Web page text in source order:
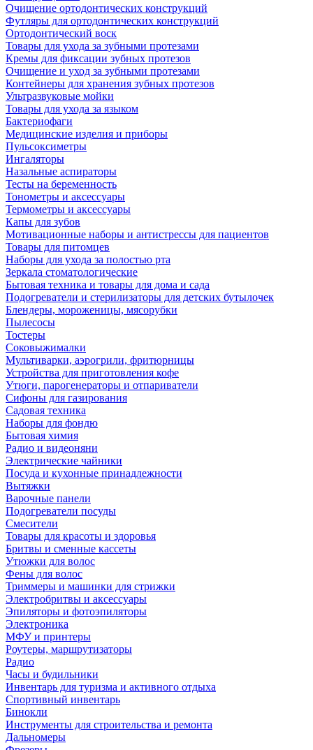
Очищение ортодонтических конструкций
Футляры для ортодонтических конструкций
Ортодонтический воск
Товары для ухода за зубными протезами
Кремы для фиксации зубных протезов
Очищение и уход за зубными протезами
Контейнеры для хранения зубных протезов
Ультразвуковые мойки
Товары для ухода за языком
Бактериофаги
Медицинские изделия и приборы
Пульсоксиметры
Ингаляторы
Назальные аспираторы
Тесты на беременность
Тонометры и аксессуары
Термометры и аксессуары
Капы для зубов
Мотивационные наборы и антистрессы для пациентов
Товары для питомцев
Наборы для ухода за полостью рта
Зеркала стоматологические
Бытовая техника и товары для дома и сада
Подогреватели и стерилизаторы для детских бутылочек
Блендеры, мороженицы, мясорубки
Пылесосы
Тостеры
Соковыжималки
Мультиварки, аэрогрили, фритюрницы
Устройства для приготовления кофе
Утюги, парогенераторы и отпариватели
Сифоны для газирования
Садовая техника
Наборы для фондю
Бытовая химия
Радио и видеоняни
Электрические чайники
Посуда и кухонные принадлежности
Вытяжки
Варочные панели
Подогреватели посуды
Смесители
Товары для красоты и здоровья
Бритвы и сменные кассеты
Утюжки для волос
Фены для волос
Триммеры и машинки для стрижки
Электробритвы и аксессуары
Эпиляторы и фотоэпиляторы
Электроника
МФУ и принтеры
Роутеры, маршрутизаторы
Радио
Часы и будильники
Инвентарь для туризма и активного отдыха
Спортивный инвентарь
Бинокли
Инструменты для строительства и ремонта
Дальномеры